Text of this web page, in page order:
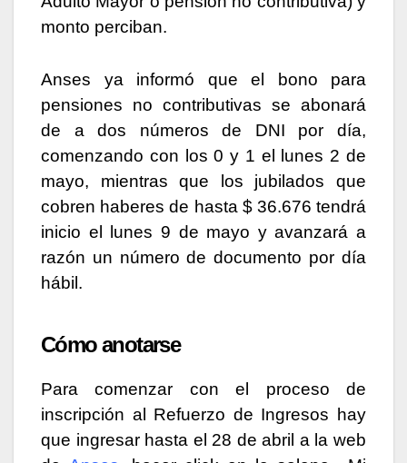
monto perciban.
Anses ya informó que el bono para
pensiones no contributivas se abonará
de a dos números de DNI por día,
comenzando con los 0 y 1 el lunes 2 de
mayo, mientras que los jubilados que
cobren haberes de hasta $ 36.676 tendrá
inicio el lunes 9 de mayo y avanzará a
razón un número de documento por día
hábil.
Cómo anotarse
Para comenzar con el proceso de
inscripción al Refuerzo de Ingresos hay
que ingresar hasta el 28 de abril a la web